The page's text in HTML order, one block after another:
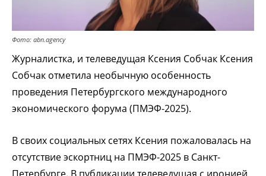
Фото: abn.agency
Журналистка, и телеведущая Ксения Собчак Ксения
Собчак отметила необычную особенность
проведения Петербургского международного
экономического форума (ПМЭФ-2025).
В своих социальных сетях Ксения пожаловалась на
отсутствие эскортниц на ПМЭФ-2025 в Санкт-